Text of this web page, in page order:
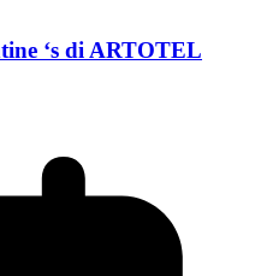
‘s di ARTOTEL